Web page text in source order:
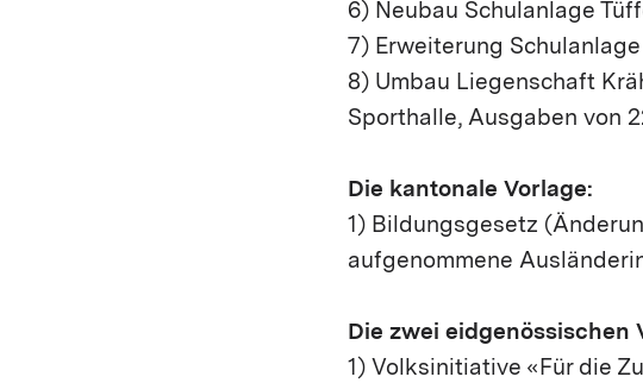
6) Neubau Schulanlage
7) Erweiterung
8) Umbau Liegenschaft
Sporthalle, Ausgaben von
Die kantonale Vorlage:
1) Bildungsgesetz
aufgenommene
Die zwei eidgenössischen
1) Volksinitiative «Für die